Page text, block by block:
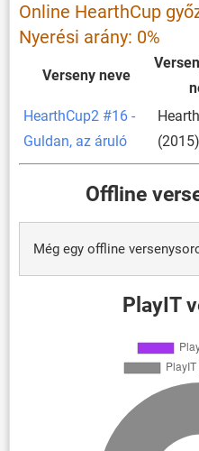
Online HearthCup
Nyerési arány: 0%
Verseny neve
HearthCup2 #16 -
Guldan, az áruló
(2015)
Offline
Még egy offline
PlayIT